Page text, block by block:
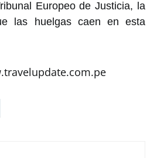
Europeo de Justicia, la
las huelgas caen en esta